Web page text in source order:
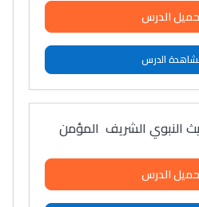
الدرس
الدرس
النبوي الشريف المؤمن
الدرس